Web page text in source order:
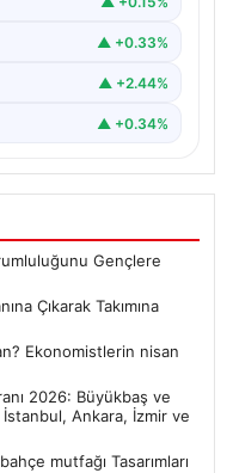
▲ +0.33%
▲ +2.44%
▲ +0.34%
Gençlere
Çıkarak Takımına
Ekonomistlerin nisan
2026: Büyükbaş ve
Ankara, İzmir ve
mutfağı Tasarımları